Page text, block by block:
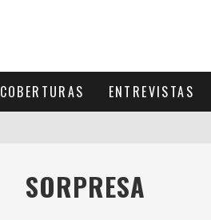
COBERTURAS ENTREVISTAS
SORPRESA